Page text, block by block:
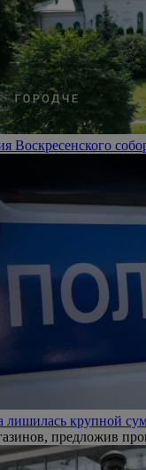
Воскресенского
лишилась крупной
предложив